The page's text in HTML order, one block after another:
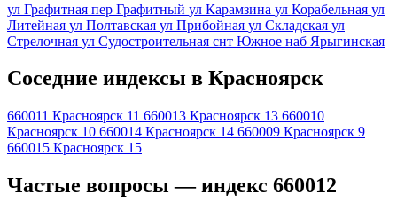
ул Графитная пер Графитный ул Карамзина ул Корабельная ул
Литейная ул Полтавская ул Прибойная ул Складская ул
Стрелочная ул Судостроительная снт Южное наб Ярыгинская
Соседние индексы в Красноярск
660011 Красноярск 11 660013 Красноярск 13 660010
Красноярск 10 660014 Красноярск 14 660009 Красноярск 9
660015 Красноярск 15
Частые вопросы — индекс 660012